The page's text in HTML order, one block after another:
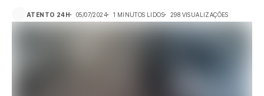
ATENTO 24H 05/07/2024 1 MINUTOS LIDOS 298 VISUALIZAÇÕES